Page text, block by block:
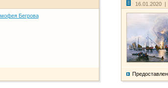
Бегрова
16.01.2020